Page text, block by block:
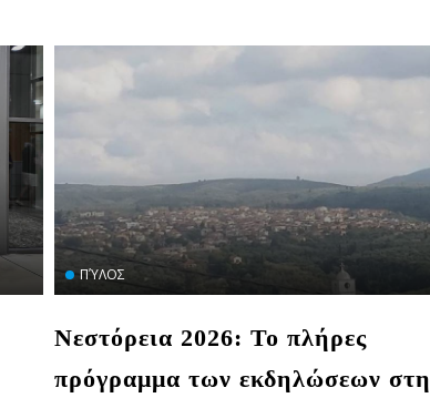
ΠΎΛΟΣ
Νεστόρεια 2026: Το πλήρες
πρόγραμμα των εκδηλώσεων στη